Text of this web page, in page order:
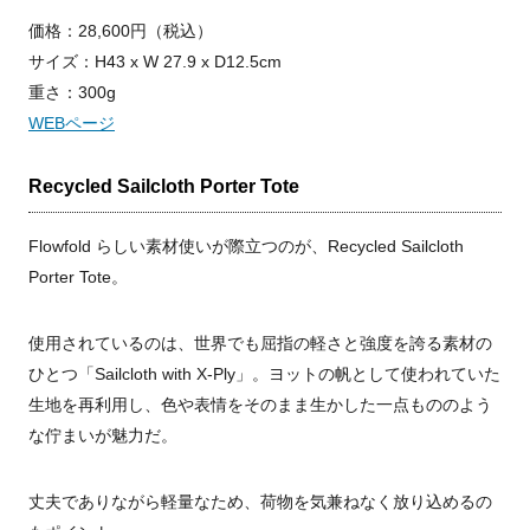
価格：28,600円（税込）
サイズ：H43 x W 27.9 x D12.5cm
重さ：300g
WEBページ
Recycled Sailcloth Porter Tote
Flowfold らしい素材使いが際立つのが、Recycled Sailcloth
Porter Tote。
使用されているのは、世界でも屈指の軽さと強度を誇る素材の
ひとつ「Sailcloth with X-Ply」。ヨットの帆として使われていた
生地を再利用し、色や表情をそのまま生かした一点もののよう
な佇まいが魅力だ。
丈夫でありながら軽量なため、荷物を気兼ねなく放り込めるの